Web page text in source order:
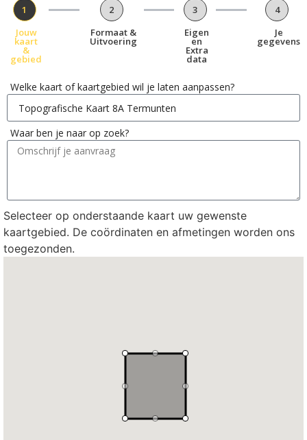
1
Jouw
kaart
&
gebied
2
Formaat &
Uitvoering
3
Eigen
en
Extra
data
4
Je
gegevens
Welke kaart of kaartgebied wil je laten aanpassen?
Waar ben je naar op zoek?
Selecteer op onderstaande kaart uw gewenste
kaartgebied. De coördinaten en afmetingen worden ons
toegezonden.